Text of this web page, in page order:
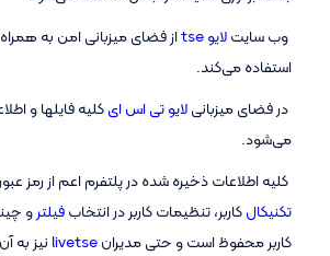
وب سایتلایو tse
از فضای میزبانی امن به
استفاده می‌کند.
در فضای میزبانیلایو تی اس ایکلیه فایلها و
می‌شود.
کلیه اطلاعات ذخیره شده در پلتفرم اعم از رمز
تکنیکالکاربر، تنظیمات کاربر در انتخابفیلترو
کاربر محفوظ است و حتی مدیرانlivetse نیز به